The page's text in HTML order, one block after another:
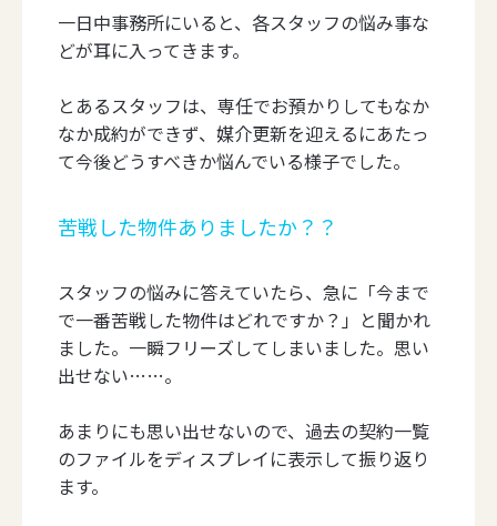
一日中事務所にいると、各スタッフの悩み事な
どが耳に入ってきます。
とあるスタッフは、専任でお預かりしてもなか
なか成約ができず、媒介更新を迎えるにあたっ
て今後どうすべきか悩んでいる様子でした。
苦戦した物件ありましたか？？
スタッフの悩みに答えていたら、急に「今まで
で一番苦戦した物件はどれですか？」と聞かれ
ました。一瞬フリーズしてしまいました。思い
出せない……。
あまりにも思い出せないので、過去の契約一覧
のファイルをディスプレイに表示して振り返り
ます。